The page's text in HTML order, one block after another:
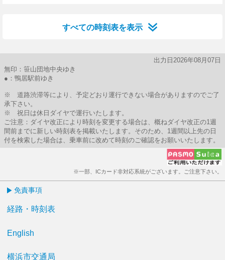
すべての時刻表を表示
出力日2026年08月07日
無印：笹山団地中央ゆき
●：鴨居駅前ゆき
※ 道路渋滞等により、予定どおり運行できない場合がありますのでご了
承下さい。
※ 祝日は休日ダイヤで運行いたします。
ご注意：ダイヤ改正により時刻を変更する場合は、概ねダイヤ改正の1週
間前までに新しい時刻表を掲載いたします。そのため、1週間以上先の日
付を検索した場合は、乗車前に改めて時刻のご確認をお願いいたします。
※一部、ICカード非対応系統がございます。ご注意下さい。
免責事項
経路・時刻表
English
横浜市交通局